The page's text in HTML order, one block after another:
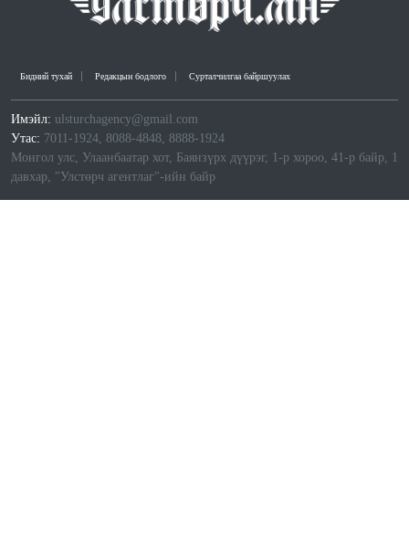
Бидний тухай Редакцын бодлого Сурталчилгаа байршуулах
Имэйл: ulsturchagency@gmail.com
Утас: 7011-1924, 8088-4848, 8888-1924
Монгол улс, Улаанбаатар хот, Баянзүрх дүүрэг, 1-р хороо, 41-р байр, 1
давхар, "Улстөрч агентлаг"-ийн байр